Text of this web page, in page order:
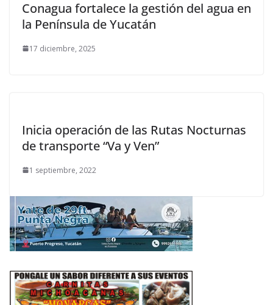
Conagua fortalece la gestión del agua en
la Península de Yucatán
17 diciembre, 2025
Inicia operación de las Rutas Nocturnas
de transporte “Va y Ven”
1 septiembre, 2022